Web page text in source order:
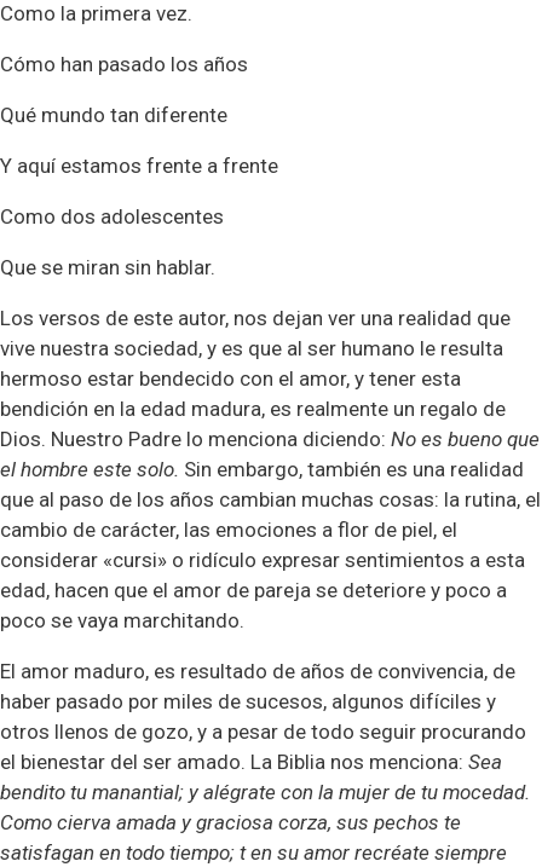
Como la primera vez.
Cómo han pasado los años
Qué mundo tan diferente
Y aquí estamos frente a frente
Como dos adolescentes
Que se miran sin hablar.
Los versos de este autor, nos dejan ver una realidad que
vive nuestra sociedad, y es que al ser humano le resulta
hermoso estar bendecido con el amor, y tener esta
bendición en la edad madura, es realmente un regalo de
Dios. Nuestro Padre lo menciona diciendo: No es bueno que
el hombre este solo. Sin embargo, también es una realidad
que al paso de los años cambian muchas cosas: la rutina, el
cambio de carácter, las emociones a flor de piel, el
considerar «cursi» o ridículo expresar sentimientos a esta
edad, hacen que el amor de pareja se deteriore y poco a
poco se vaya marchitando.
El amor maduro, es resultado de años de convivencia, de
haber pasado por miles de sucesos, algunos difíciles y
otros llenos de gozo, y a pesar de todo seguir procurando
el bienestar del ser amado. La Biblia nos menciona: Sea
bendito tu manantial; y alégrate con la mujer de tu mocedad.
Como cierva amada y graciosa corza, sus pechos te
satisfagan en todo tiempo; t en su amor recréate siempre